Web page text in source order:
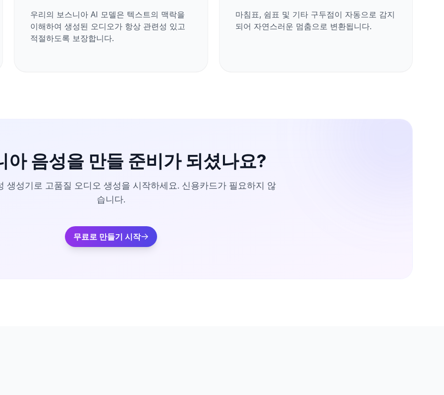
우리의 보스니아 AI 모델은 텍스트의 맥락을
이해하여 생성된 오디오가 항상 관련성 있고
적절하도록 보장합니다.
마침표, 쉼표 및 기타 구두점이 자동으로 감지
되어 자연스러운 멈춤으로 변환됩니다.
아 음성을 만들 준비가 되셨나요?
생성기로 고품질 오디오 생성을 시작하세요. 신용카드가 필요하지 않
습니다.
무료로 만들기 시작